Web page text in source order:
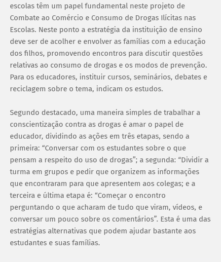
escolas têm um papel fundamental neste projeto de
Combate ao Comércio e Consumo de Drogas Ilícitas nas
Escolas. Neste ponto a estratégia da instituição de ensino
deve ser de acolher e envolver as famílias com a educação
dos filhos, promovendo encontros para discutir questões
relativas ao consumo de drogas e os modos de prevenção.
Para os educadores, instituir cursos, seminários, debates e
reciclagem sobre o tema, indicam os estudos.
Segundo destacado, uma maneira simples de trabalhar a
conscientização contra as drogas é amar o papel de
educador, dividindo as ações em três etapas, sendo a
primeira: “Conversar com os estudantes sobre o que
pensam a respeito do uso de drogas”; a segunda: “Dividir a
turma em grupos e pedir que organizem as informações
que encontraram para que apresentem aos colegas; e a
terceira e última etapa é: “Começar o encontro
perguntando o que acharam de tudo que viram, vídeos, e
conversar um pouco sobre os comentários”. Esta é uma das
estratégias alternativas que podem ajudar bastante aos
estudantes e suas famílias.